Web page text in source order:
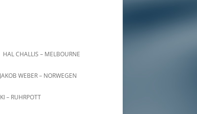
HAL CHALLIS – MELBOURNE
JAKOB WEBER – NORWEGEN
– RUHRPOTT